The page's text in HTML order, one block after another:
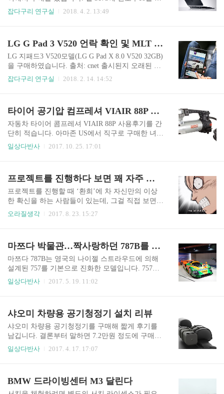
간 순으로 정리할 예정이다. ▲ 비행기 밖 하늘은
늘 신비로우면서 아름답다 에어차이나 탑승 소감
갈꺼다!! 에어차이나의 온라인 체크인은 정확하게
비행기 출발 36시간 전에 가..
린설치 후 윈도우 최신 업데이트와 드라이버들을
니다. 개인적인 경험을 공유하는 것이니, 셋팅을 하
시는데 참고하시면 좋을 것 같습니다. 제가 쓰는 D
ELL 5175 M5-6Y57 모델의 CPU 성능에 대한 사양
에 대해 간단히 살펴보면 다음과 같습니다. 출처 : i
ntel ark 일반적인 업무와 웹서핑, 동영상 감상으로
태블릿임에도 버벅임이 크..
잡다구리 연구실 2018. 4. 2. 13:49
LG G Pad 3 V520 언락 확인 및 MLT 끄기 방법
LG 지패드3 V520모델(LG G Pad X 8.0 V520 32GB)
을 구매하였습니다. 출처: cnet 출시된지 오래된 모
델이어서 퍼포먼스가 훌륭한 것은 아니지만, 일상
무엇보다 풀사이즈 USB를 사용할 수 있는 매리트
를 갖고 있는 녀석입니다. 제가 이 녀석을 구매한
가장 큰 목적은 바르셀로나 여행 시 현지유심을 꽂
아 wifi 도시락 역할을 수행시키기 위함입니다. 그
동안의 여행 경험상 휴대전화기의 데이터로밍은
큼 훌륭한 녀석도 없죠. 무엇보다 큰 화면!!..
잡다구리 연구실 2018. 2. 14. 14:52
타이어 공기압 컴프레셔 VIAIR 88P 사용후기
자동차 타이어 콤프레셔 VIAIR 88P 사용후기를 간
단히 적습니다. 아마존 US에서 직구로 구매한 녀석
입니다. VIAIR의 제품들은 콤프레셔 브랜드 강자
요로 하는 콤프레셔에는 안정적인 전류 공급이 가
능한 직결방식이 훨씬 좋아보입니다. 배터리에 연
결할 때는 빨간색 케이블은 +단자에, 검정색은 -단
자에 연결하면 됩니다. 연결할 때의 순서는 빨간
색-검정색 순으로, 분리할 때는 검정색-빨간색 순
앞 부분에 LED 라이트에 불이 들어오고, on-off 스
위치로 콤프레셔를 작..
일상다반사 2017. 10. 25. 17:01
프로젝트를 진행하다 보면 꽤 자주 겪는 일
프로젝트를 진행할 때 ‘환희’에 차 자신만의 이상
한 확신을 하는 사람들이 있는데, 그걸 직접 보면
정말 얼척이 없을 지경. 하긴 이만한 기묘한 구경거
대고 부정적이거나 회의적인 케이스들을 들어 최
악의 상황에 대한 어떤 대책이 있는지 물어보면 논
리적인 대답없이 얼버무리며 대개는 이런 식으로
결론이 난다. “얘는 뭐 말만하면 부정적이야. 그래
서 뭐 아무것도 하지 말자는 거야 뭐야? 뭐라도 해
이 괴섹히야!! 다음에 있을 좋은 기회마저 너 때문
에 잃는 거라고!!..
오라질생각 2017. 8. 23. 15:27
마쯔다 박물관…짝사랑하던 787B를 만나다
마쯔다 787B는 영국의 나이젤 스트라우드에 의해
설계된 757를 기본으로 진화한 모델입니다. 757에
이어 767B 그 후속모델로 787이 탄생하게 됩니다.
코너링 성능을 비약적으로 업그레이드한 개량형
모델입니다. 이 시리즈들은 르망 24시 레이스에 참
전하기 위해 만든 프로토 타입의 레이싱카입니다.
1991년 르망 24시 레이스 대회에는 787B 2대(55호,
18호), 787 1대(56호)가 참가했습니다. 55호차가 우
터리 엔진과 카본 브레이크를..
일상다반사 2017. 5. 19. 11:02
샤오미 차량용 공기청정기 설치 리뷰
샤오미 차량용 공기청정기를 구매해 짧게 후기를
남깁니다. 결론부터 말하면 7.2만원 정도에 구매했
고, 전반적으로 짱 좋음. 이것저것 쿠폰 쓰고. 앱 간
한 템이라…자세한 사진 등은 생략하고 아래의 유
일상다반사 2017. 4. 17. 17:07
BMW 드라이빙센터 M3 달린다